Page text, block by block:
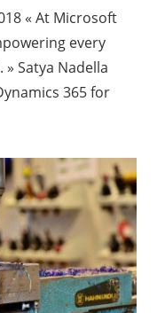
« At Microsoft
every
Satya Nadella
365 for